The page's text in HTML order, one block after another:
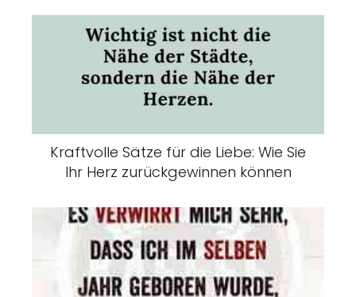
Kraftvolle Sätze für die Liebe: Wie Sie
Ihr Herz zurückgewinnen können